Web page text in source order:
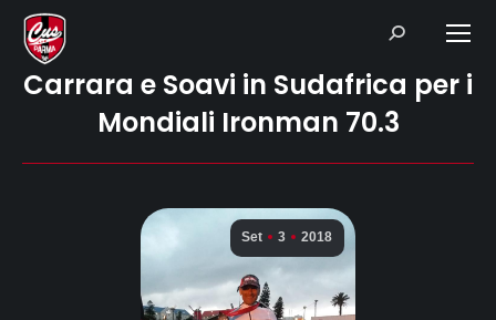
Search:
Carrara e Soavi in Sudafrica per i
Mondiali Ironman 70.3
Set 3 2018